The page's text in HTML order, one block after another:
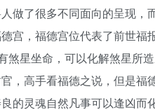
做了很多不同面向的呈现，
宫，福德宫位代表了前世福
煞星坐命，可以化解煞星所
，高手看福德之说，但是福
的灵魂自然凡事可以逢凶而化